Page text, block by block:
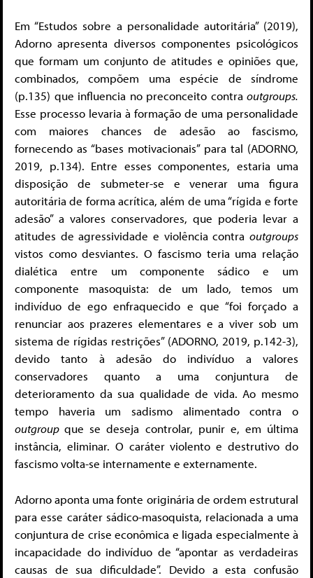
Em “Estudos sobre a personalidade autoritária” (2019),
Adorno apresenta diversos componentes psicológicos
que formam um conjunto de atitudes e opiniões que,
combinados, compõem uma espécie de síndrome
(p.135) que influencia no preconceito contra outgroups.
Esse processo levaria à formação de uma personalidade
com maiores chances de adesão ao fascismo,
fornecendo as “bases motivacionais” para tal (ADORNO,
2019, p.134). Entre esses componentes, estaria uma
disposição de submeter-se e venerar uma figura
autoritária de forma acrítica, além de uma “rígida e forte
adesão” a valores conservadores, que poderia levar a
atitudes de agressividade e violência contra outgroups
vistos como desviantes. O fascismo teria uma relação
dialética entre um componente sádico e um
componente masoquista: de um lado, temos um
indivíduo de ego enfraquecido e que “foi forçado a
renunciar aos prazeres elementares e a viver sob um
sistema de rígidas restrições” (ADORNO, 2019, p.142-3),
devido tanto à adesão do indivíduo a valores
conservadores quanto a uma conjuntura de
deterioramento da sua qualidade de vida. Ao mesmo
tempo haveria um sadismo alimentado contra o
outgroupque se deseja controlar, punir e, em última
instância, eliminar. O caráter violento e destrutivo do
fascismo volta-se internamente e externamente.
Adorno aponta uma fonte originária de ordem estrutural
para esse caráter sádico-masoquista, relacionada a uma
conjuntura de crise econômica e ligada especialmente à
incapacidade do indivíduo de “apontar as verdadeiras
causas de sua dificuldade”. Devido a esta confusão